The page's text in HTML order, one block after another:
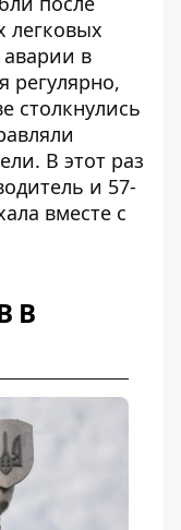
легковых
в
регулярно,
столкнулись
В этот раз
и 57-
вместе с
В